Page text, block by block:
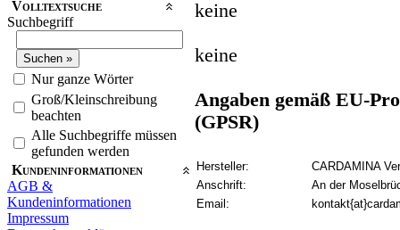
Volltextsuche
Suchbegriff
Nur ganze Wörter
Groß/Kleinschreibung
beachten
Alle Suchbegriffe müssen
gefunden werden
Kundeninformationen
AGB &
Kundeninformationen
Impressum
keine
keine
Angaben gemäß EU-
(GPSR)
Hersteller:
CARDAMINA
Anschrift:
An der
Email: